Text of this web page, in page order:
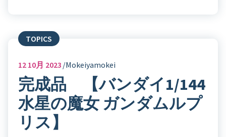
TOPICS
12 10月 2023 Mokeiyamokei
完成品 【バンダイ1/144
水星の魔女 ガンダムルプ
リス】